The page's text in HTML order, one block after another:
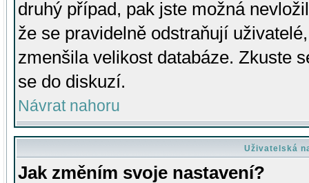
druhý případ, pak jste možná
že se pravidelně odstraňují
zmenšila velikost databáze. Zkuste
se do diskuzí.
Návrat nahoru
Uživatelská
Jak změním svoje nastavení?